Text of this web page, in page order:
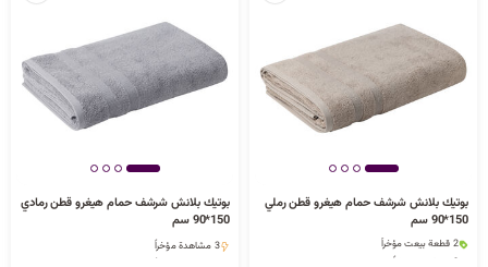
بوتيك بلانش شرشف حمام هيغرو قطن رملي
150*90 سم
8 مشاهدة مؤخراً
بوتيك بلانش شرشف حمام هيغرو قطن رمادي
150*90 سم
3 مشاهدة مؤخراً